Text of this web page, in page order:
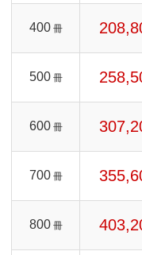
400 冊
500 冊
600 冊
700 冊
800 冊